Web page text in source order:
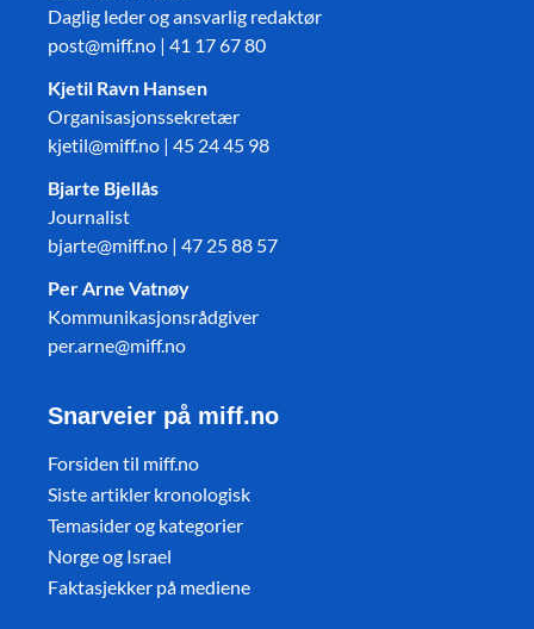
Daglig leder og ansvarlig redaktør
post@miff.no | 41 17 67 80
Kjetil Ravn Hansen
Organisasjonssekretær
kjetil@miff.no | 45 24 45 98
Bjarte Bjellås
Journalist
bjarte@miff.no | 47 25 88 57
Per Arne Vatnøy
Kommunikasjonsrådgiver
per.arne@miff.no
Snarveier på miff.no
Forsiden til miff.no
Siste artikler kronologisk
Temasider og kategorier
Norge og Israel
Faktasjekker på mediene